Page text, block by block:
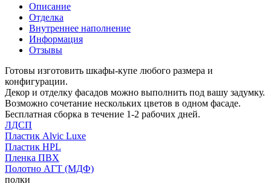
Описание
Отделка
Внутреннее наполнение
Информация
Отзывы
Готовы изготовить шкафы-купе любого размера и
конфигурации.
Декор и отделку фасадов можно выполнить под вашу задумку.
Возможно сочетание нескольких цветов в одном фасаде.
Бесплатная сборка в течение 1-2 рабочих дней.
ЛДСП
Пластик Alvic Luxe
Пластик HPL
Пленка ПВХ
Полотно АГТ (МДФ)
полки